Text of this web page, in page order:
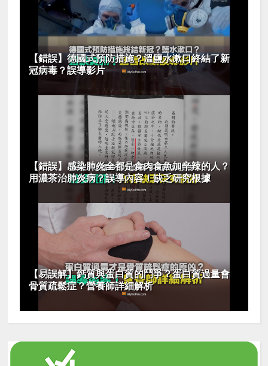
【錯誤】德國式預防措施？溫鹽水漱口終結了新
冠病毒？誤導影片
【錯誤】感染肺炎全都是食肉食魚加辛辣的人？
用濃茶治肺炎病？誤導內容！缺乏研究根據
【易誤解】鈣質與蛋白質的鬥爭？蛋白質過量會
骨質疏鬆症？營養師詳細解析